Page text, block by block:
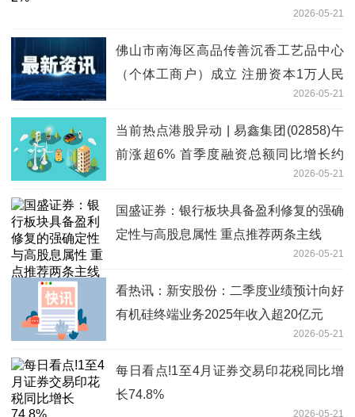
2026-05-21
佛山市南海区高品传善沉香工艺品中心
（个体工商户）成立 注册资本1万人民
2026-05-21
当前热点港股异动 | 易鑫集团(02858)午
前涨超6% 首季度融资总额同比增长约
2026-05-21
国盛证券：银行板块具备盈利修复的强确
定性与高股息属性 重点推荐两条主线
2026-05-21
看热讯：新安股份：二季度业绩预计向好
有机硅终端业务2025年收入超20亿元
2026-05-21
每日看点!1至4月证券交易印花税同比增
长74.8%
2026-05-21